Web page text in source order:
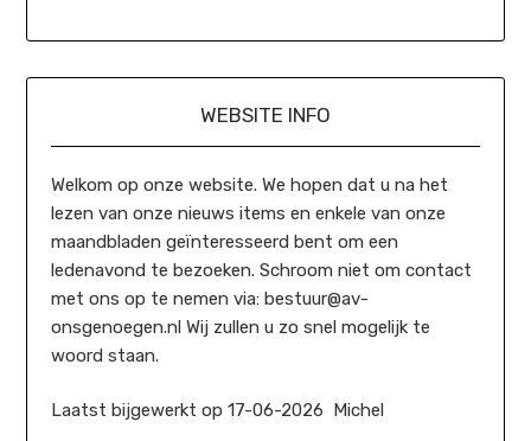
WEBSITE INFO
Welkom op onze website. We hopen dat u na het
lezen van onze nieuws items en enkele van onze
maandbladen geïnteresseerd bent om een
ledenavond te bezoeken. Schroom niet om contact
met ons op te nemen via: bestuur@av-
onsgenoegen.nl Wij zullen u zo snel mogelijk te
woord staan.
Laatst bijgewerkt op 17-06-2026 Michel